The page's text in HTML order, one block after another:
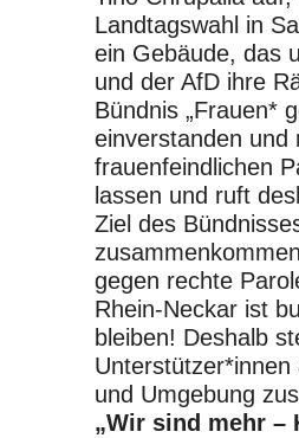
Landtagswahl in
ein Gebäude, das
und der AfD ihre
Bündnis „Frauen*
einverstanden und
frauenfeindlichen
lassen und ruft
Ziel des
gegen rechte
Rhein-Neckar ist
bleiben! Deshalb
und Umgebung
„Wir sind mehr –